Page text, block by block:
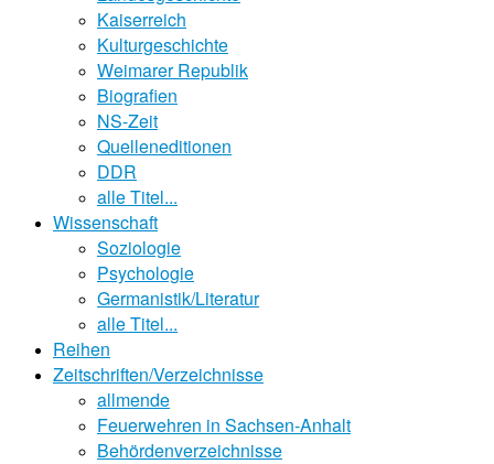
Kaiserreich
Kulturgeschichte
Weimarer Republik
Biografien
NS-Zeit
Quelleneditionen
DDR
alle Titel...
Wissenschaft
Soziologie
Psychologie
Germanistik/Literatur
alle Titel...
Reihen
Zeitschriften/Verzeichnisse
allmende
Feuerwehren in Sachsen-Anhalt
Behördenverzeichnisse